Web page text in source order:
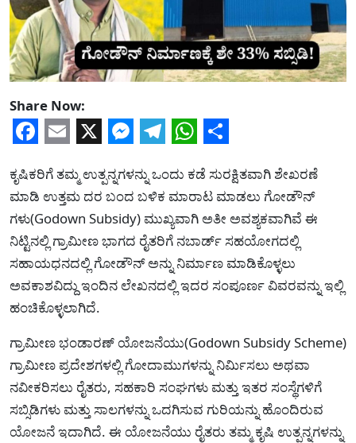
Share Now:
Facebook
Email
X Messenger
Telegram
WhatsApp
Share
ಕೃಷಿಕರಿಗೆ ತಮ್ಮ ಉತ್ಪನ್ನಗಳನ್ನು ಒಂದು ಕಡೆ ಸುರಕ್ಷಿತವಾಗಿ ಶೇಖರಣೆ
ಮಾಡಿ ಉತ್ತಮ ದರ ಬಂದ ಬಳಿಕ ಮಾರಾಟ ಮಾಡಲು ಗೋಡೌನ್
ಗಳು(Godown Subsidy) ಮುಖ್ಯವಾಗಿ ಅತೀ ಅವಶ್ಯಕವಾಗಿವೆ ಈ
ನಿಟ್ಟಿನಲ್ಲಿ ಗ್ರಾಮೀಣ ಭಾಗದ ರೈತರಿಗೆ ನಬಾರ್ಡ್ ಸಹಯೋಗದಲ್ಲಿ
ಸಹಾಯಧನದಲ್ಲಿ ಗೋಡೌನ್ ಅನ್ನು ನಿರ್ಮಾಣ ಮಾಡಿಕೊಳ್ಳಲು
ಅವಕಾಶವಿದ್ದು ಇಂದಿನ ಲೇಖನದಲ್ಲಿ ಇದರ ಸಂಪೂರ್ಣ ವಿವರವನ್ನು ಇಲ್ಲಿ
ಹಂಚಿಕೊಳ್ಳಲಾಗಿದೆ.
ಗ್ರಾಮೀಣ ಭಂಡಾರಣ್ ಯೋಜನೆಯು(Godown Subsidy Scheme)
ಗ್ರಾಮೀಣ ಪ್ರದೇಶಗಳಲ್ಲಿ ಗೋದಾಮುಗಳನ್ನು ನಿರ್ಮಿಸಲು ಅಥವಾ
ನವೀಕರಿಸಲು ರೈತರು, ಸಹಕಾರಿ ಸಂಘಗಳು ಮತ್ತು ಇತರ ಸಂಸ್ಥೆಗಳಿಗೆ
ಸಬ್ಸಿಡಿಗಳು ಮತ್ತು ಸಾಲಗಳನ್ನು ಒದಗಿಸುವ ಗುರಿಯನ್ನು ಹೊಂದಿರುವ
ಯೋಜನೆ ಇದಾಗಿದೆ. ಈ ಯೋಜನೆಯು ರೈತರು ತಮ್ಮ ಕೃಷಿ ಉತ್ಪನ್ನಗಳನ್ನು